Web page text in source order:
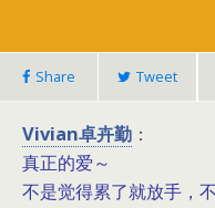
Share Tweet
Vivian卓卉勤 ：
真正的爱～
不是觉得累了就放手，